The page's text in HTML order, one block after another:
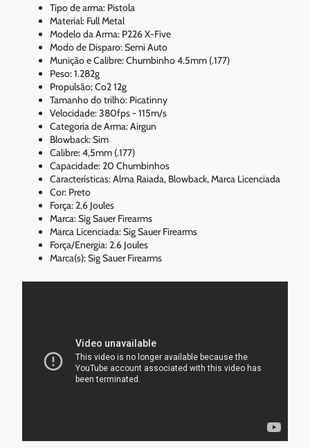
Tipo de arma: Pistola
Material: Full Metal
Modelo da Arma: P226 X-Five
Modo de Disparo: Semi Auto
Munição e Calibre: Chumbinho 4.5mm (.177)
Peso: 1.282g
Propulsão: Co2 12g
Tamanho do trilho: Picatinny
Velocidade: 380fps - 115m/s
Categoria de Arma: Airgun
Blowback: Sim
Calibre: 4,5mm (.177)
Capacidade: 20 Chumbinhos
Características: Alma Raiada, Blowback, Marca Licenciada
Cor: Preto
Força: 2,6 Joules
Marca: Sig Sauer Firearms
Marca Licenciada: Sig Sauer Firearms
Força/Energia: 2.6 Joules
Marca(s): Sig Sauer Firearms